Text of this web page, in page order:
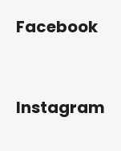
Facebook
Instagram